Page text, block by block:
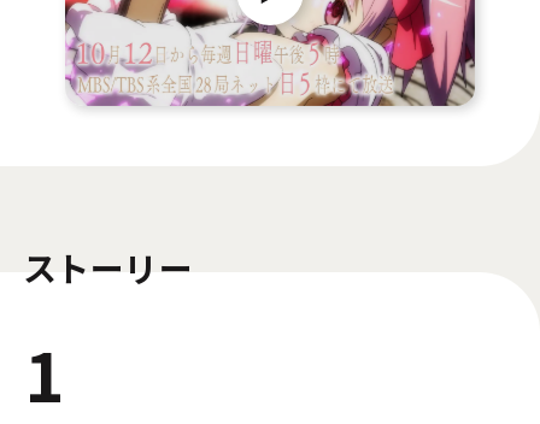
2025年10月12日(日)より 17:00～
中国放送
2025年10月12日(日)より 17:00～
あいテレビ
2025年10月12日(日)より 17:00～
ストーリー
1